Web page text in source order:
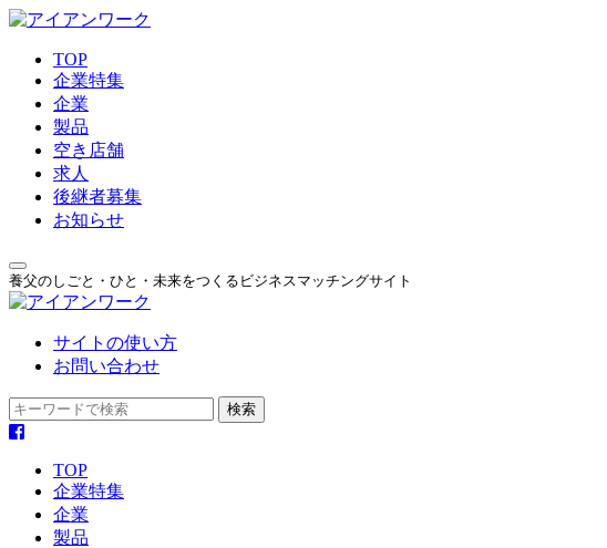
TOP
企業特集
企業
製品
空き店舗
求人
後継者募集
お知らせ
養父のしごと・ひと・未来をつくるビジネスマッチングサイト
サイトの使い方
お問い合わせ
TOP
企業特集
企業
製品